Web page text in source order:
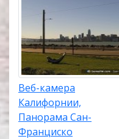
Веб-камера
Калифорнии,
Панорама Сан-
Франциско